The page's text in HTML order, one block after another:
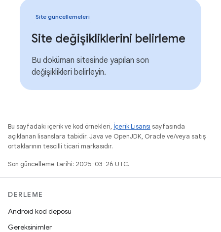
Site güncellemeleri
Site değişikliklerini belirleme
Bu doküman sitesinde yapılan son
değişiklikleri belirleyin.
Bu sayfadaki içerik ve kod örnekleri, İçerik Lisansı sayfasında
açıklanan lisanslara tabidir. Java ve OpenJDK, Oracle ve/veya satış
ortaklarının tescilli ticari markasıdır.
Son güncelleme tarihi: 2025-03-26 UTC.
DERLEME
Android kod deposu
Gereksinimler